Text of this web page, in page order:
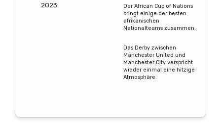
2023:
Der African Cup of Nations
bringt einige der besten
afrikanischen
Nationalteams zusammen.
Das Derby zwischen
Manchester United und
Manchester City verspricht
wieder einmal eine hitzige
Atmosphäre.